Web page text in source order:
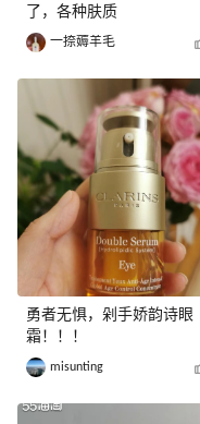
了，各种肤质
一捺薅羊毛
勇者无惧，剁手娇韵诗眼
霜！！！
misunting